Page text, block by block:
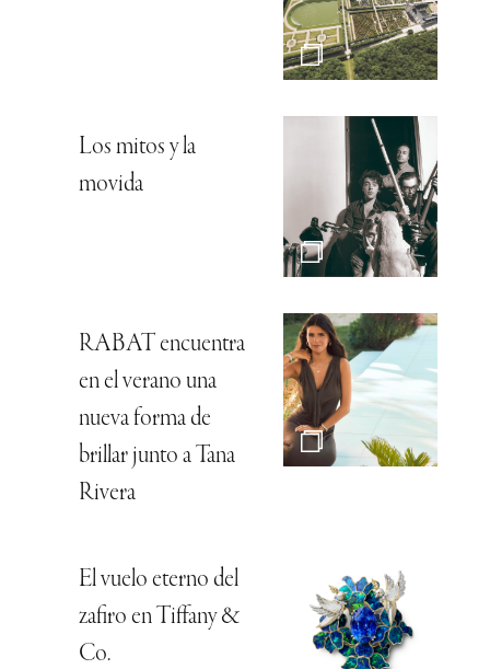
Los mitos y la
movida
RABAT encuentra
en el verano una
nueva forma de
brillar junto a Tana
Rivera
El vuelo eterno del
zafiro en Tiffany &
Co.